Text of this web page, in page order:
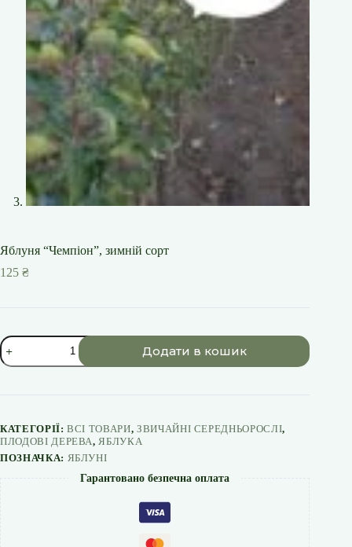
Яблуня “Чемпіон”, зимній сорт
125 ₴
Яблуня
"Чемпіон",
зимній
Додати в кошик
КАТЕГОРІЇ:ВСІ ТОВАРИ, ЗВИЧАЙНІ СЕРЕДНЬОРОСЛІ,
ПЛОДОВІ ДЕРЕВА, ЯБЛУКА
ПОЗНАЧКА: ЯБЛУНІ
Гарантовано безпечна оплата